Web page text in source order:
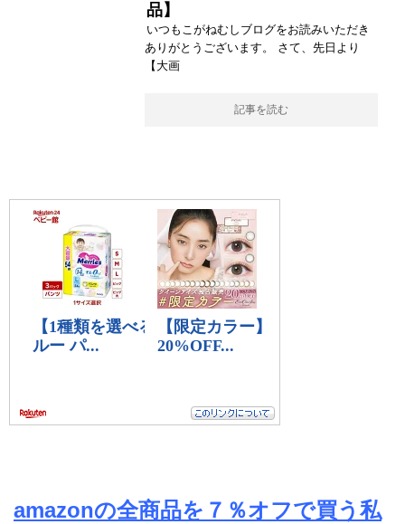
品】
いつもこがねむしブログをお読みいただき
ありがとうございます。 さて、先日より
【大画
記事を読む
amazonの全商品を７％オフで買う私